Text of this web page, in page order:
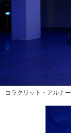
コラクリット・アルナ